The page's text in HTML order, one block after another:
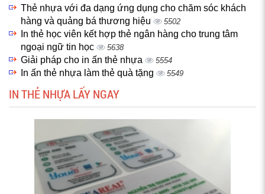
Thẻ nhựa với đa dạng ứng dụng cho chăm sóc khách
hàng và quảng bá thương hiệu
5502
In thẻ học viên kết hợp thẻ ngân hàng cho trung tâm
ngoại ngữ tin học
5638
Giải pháp cho in ấn thẻ nhựa 5554
In ấn thẻ nhựa làm thẻ quà tặng 5549
IN THẺ NHỰA LẤY NGAY